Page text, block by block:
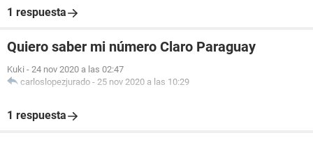
1 respuesta
Quiero saber mi número Claro Paraguay
Kuki - 24 nov 2020 a las 02:47
carloslopezjurado - 25 nov 2020 a las 10:29
1 respuesta